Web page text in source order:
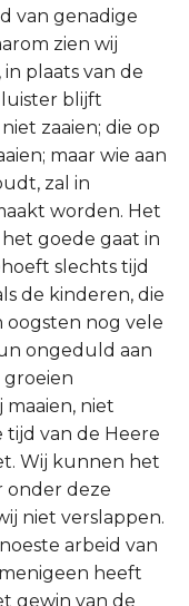
van genadige
zien wij
plaats van de
blijft
zaaien; die op
maar wie aan
zal in
worden. Het
goede gaat in
slechts tijd
de kinderen, die
oogsten nog vele
ongeduld aan
niet
tijd van de Heere
Wij kunnen het
onder deze
niet verslappen.
arbeid van
heeft
gewin van de